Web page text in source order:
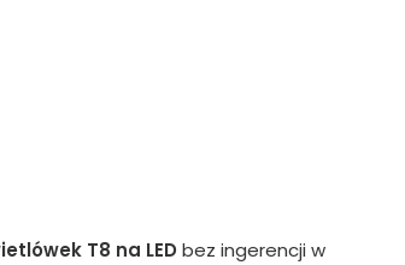
T8 na LED bez ingerencji w